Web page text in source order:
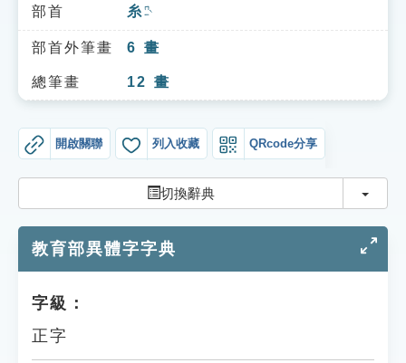
索引選單
知識索引
單字索引
貓頭鷹博士
部首 糸 ㄇㄧˋ
部首外筆畫 6 畫
總筆畫 12 畫
開啟關聯 列入收藏 QRcode分享
切換辭典 切換
教育部異體字字典
字級：
正字